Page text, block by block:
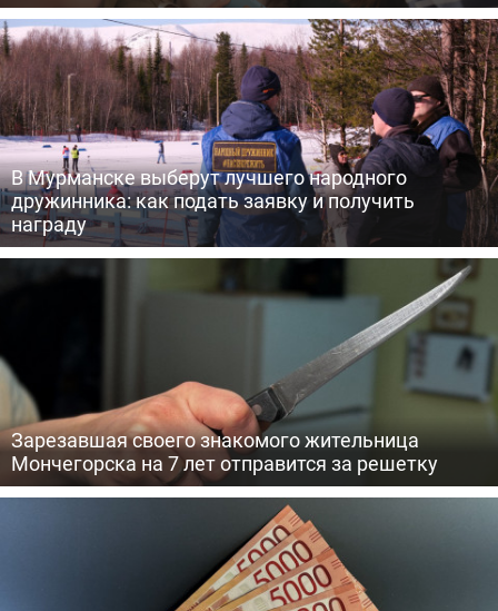
В Мурманске выберут лучшего народного
дружинника: как подать заявку и получить
награду
Зарезавшая своего знакомого жительница
Мончегорска на 7 лет отправится за решетку